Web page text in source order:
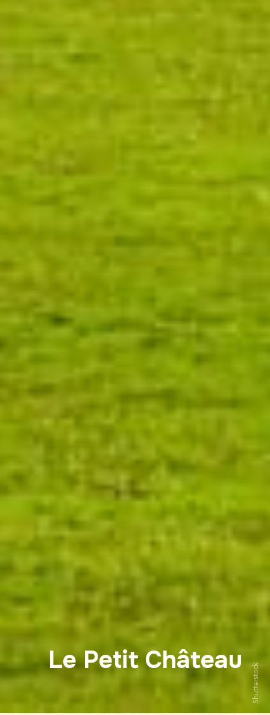
Le Petit Château
Shutterstock